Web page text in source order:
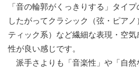
「音の輪郭がくっきりする」タイプ
したがってクラシック（弦・ピア
ティック系）など繊細な表現・空
性が良い感じです。
派手さよりも「音楽性」や「自然